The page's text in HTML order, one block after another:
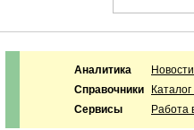
Аналитика Новости
Справочники
Сервисы
Работа